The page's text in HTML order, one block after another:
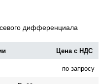
дифференциала
Цена с НДС
по запросу